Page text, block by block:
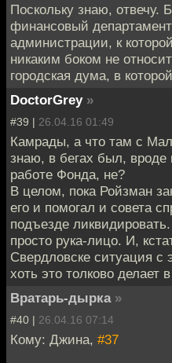
Поскольку знаю, отвечу.
финансовый департамент
администрации, к
никаким боком не
городская дума, в
DoctorGrey »
#39 | 26.04.16 01:49
Камрады, а что там с
знаю, в бегах был, вроде
работе Фонда, не?
В целом, пока Ройзман
его и помогал и совета
подъезде
просто рука-лицо. И,
Свердловске ситуация
хоть это толково делает
Вратарь-дырка »
#40 | 26.04.16 07:14
Кому: Джина, #37